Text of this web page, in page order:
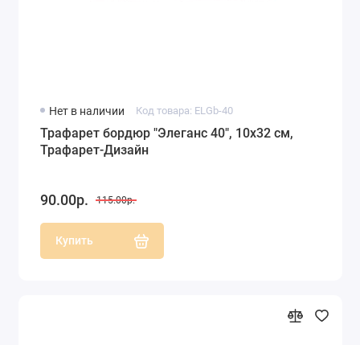
Нет в наличии Код товара: ELGb-40
Трафарет бордюр "Элеганс 40", 10х32 см,
Трафарет-Дизайн
90.00р. 115.00р.
Купить